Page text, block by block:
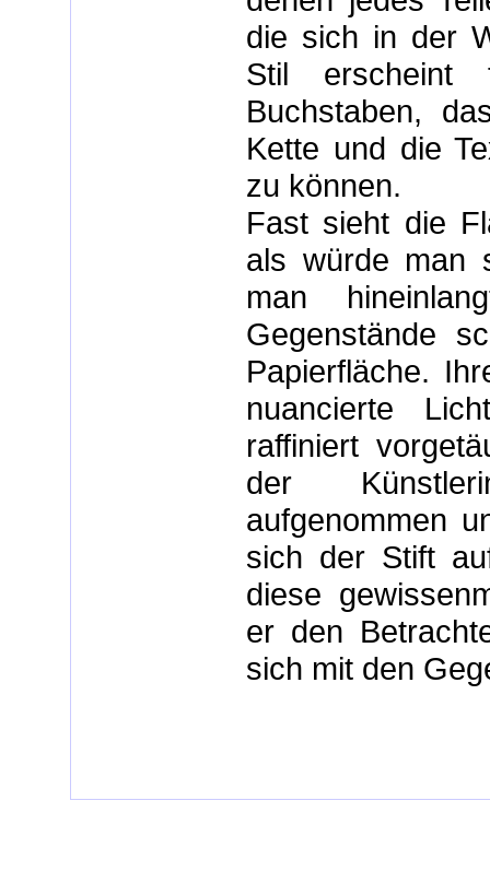
die sich in der
Stil erscheint
Buchstaben,
Kette und die
zu können.
Fast sieht die
als würde man
man
Gegenstände
Papierfläche.
nuancierte
raffiniert
der
aufgenommen
sich der Stift
diese
er den
sich mit den